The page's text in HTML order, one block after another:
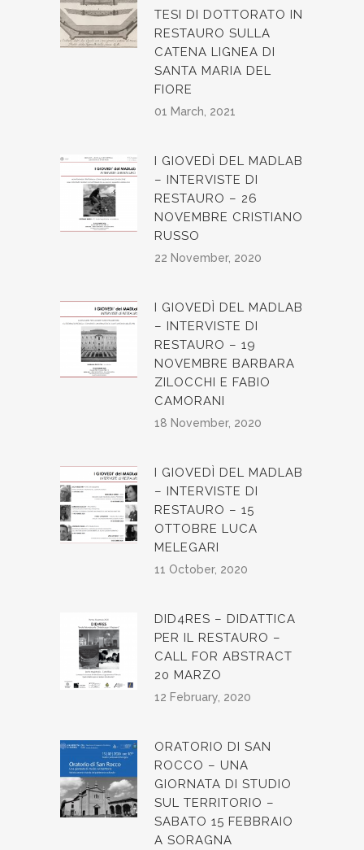
TESI DI DOTTORATO IN
RESTAURO SULLA
CATENA LIGNEA DI
SANTA MARIA DEL
FIORE
01 March, 2021
I GIOVEDÌ DEL MADLAB
– INTERVISTE DI
RESTAURO – 26
NOVEMBRE CRISTIANO
RUSSO
22 November, 2020
I GIOVEDÌ DEL MADLAB
– INTERVISTE DI
RESTAURO – 19
NOVEMBRE BARBARA
ZILOCCHI E FABIO
CAMORANI
18 November, 2020
I GIOVEDÌ DEL MADLAB
– INTERVISTE DI
RESTAURO – 15
OTTOBRE LUCA
MELEGARI
11 October, 2020
DID4RES – DIDATTICA
PER IL RESTAURO –
CALL FOR ABSTRACT
20 MARZO
12 February, 2020
ORATORIO DI SAN
ROCCO – UNA
GIORNATA DI STUDIO
SUL TERRITORIO –
SABATO 15 FEBBRAIO
A SORAGNA